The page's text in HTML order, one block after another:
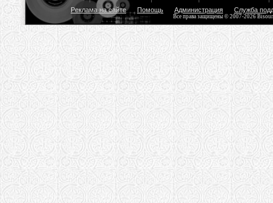
Реклама на сайте Помощь Администрация Служба
Все права защищены © 2007-2026